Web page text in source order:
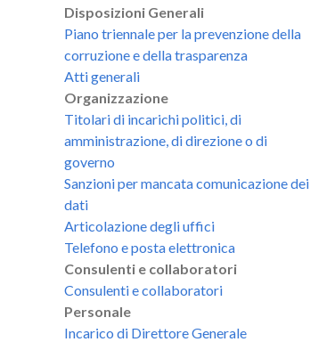
Disposizioni Generali
Piano triennale per la prevenzione della
corruzione e della trasparenza
Atti generali
Organizzazione
Titolari di incarichi politici, di
amministrazione, di direzione o di
governo
Sanzioni per mancata comunicazione dei
dati
Articolazione degli uffici
Telefono e posta elettronica
Consulenti e collaboratori
Consulenti e collaboratori
Personale
Incarico di Direttore Generale